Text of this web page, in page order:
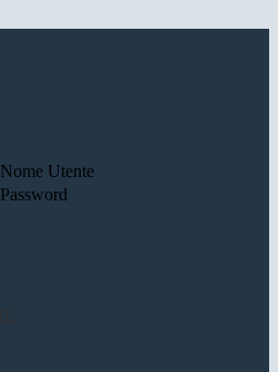
Nome Utente
Password